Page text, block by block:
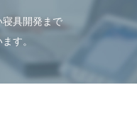
具開発まで
す。